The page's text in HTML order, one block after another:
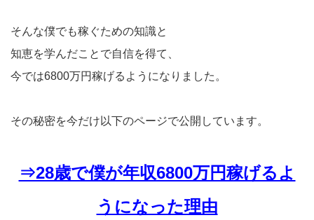
そんな僕でも稼ぐための知識と
知恵を学んだことで自信を得て、
今では6800万円稼げるようになりました。
その秘密を今だけ以下のページで公開しています。
⇒28歳で僕が年収6800万円稼げるよ
うになった理由